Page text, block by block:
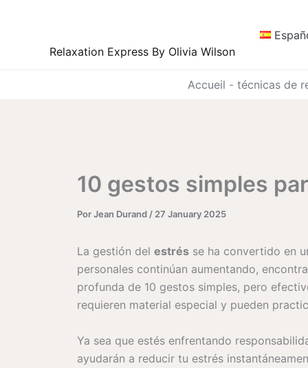
contenido
Relaxation Express By Olivia Wilson
Accueil - técnicas de
10 gestos simples
PorJean Durand / 27 January 2025
La gestión del estrés se ha convertido en
personales continúan aumentando,
profunda de 10 gestos simples, pero
requieren material especial y pueden
Ya sea que estés enfrentando
ayudarán a reducir tu estrés